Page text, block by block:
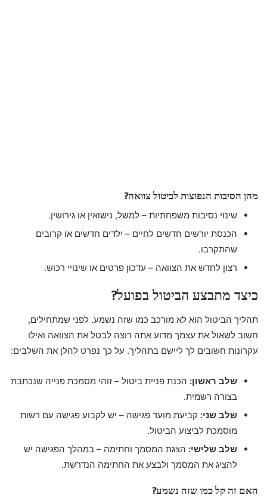
מהן הסיבות הנפוצות לביטול צוואה?
שינוי נסיבות משפחתיות – למשל, נישואין או גירושין.
הכנסת יורשים חדשים לחיים – ילדים חדשים או קרובים
שהתקרבו.
רצון לחדש את הצוואה – עדכון פרטים או שינויי רכוש.
כיצד מתבצע הביטול בפועל?
תהליך הביטול הוא לא מורכב כמו שזה נשמע. לפני שמתחילים,
חשוב לשאול את עצמך מדוע אתה רוצה לבטל את הצוואה ואילו
עקרונות חשובים לך ליישם בתהליך. על כך נפרט להלן את השלבים:
שלב ראשון: הכנת פניית ביטול – זוהי מסמכת פנייה שנכתבת
בצורה רשמית.
שלב שני: קביעת מועד פגישה – יש לקבוע פגישה עם רשות
מוסמכת לביצוע הביטול.
שלב שלישי: הצגת המסמך וחתימה – במהלך הפגישה יש
להציג את המסמך ולבצע את החתימה הנדרשת.
האם זה קל כמו שזה נשמע?